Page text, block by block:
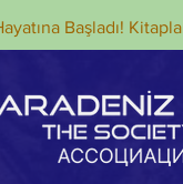
Başladı!